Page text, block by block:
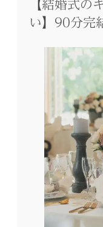
【結婚式の
い】90分完